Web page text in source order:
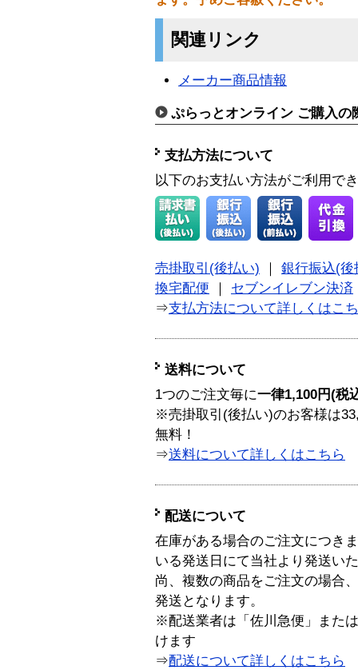
関連リンク
メーカー商品情報
ぷらっとオンライン ご購入の
支払方法について
以下のお支払い方法がご利用で
売掛取引(後払い)
銀行振込(後
換宅配便
セブンイレブン決済
⇒支払方法について詳しくはこ
送料について
1つのご注文毎に一律1,100円(税
※売掛取引(後払い)のお客様は
無料！
⇒送料について詳しくはこちら
配送について
在庫がある場合のご注文につき
いる発送日にて当社より発送い
尚、複数の商品をご注文の場合
発送となります。
※配送業者は「佐川急便」また
けます
⇒配送について詳しくはこちら